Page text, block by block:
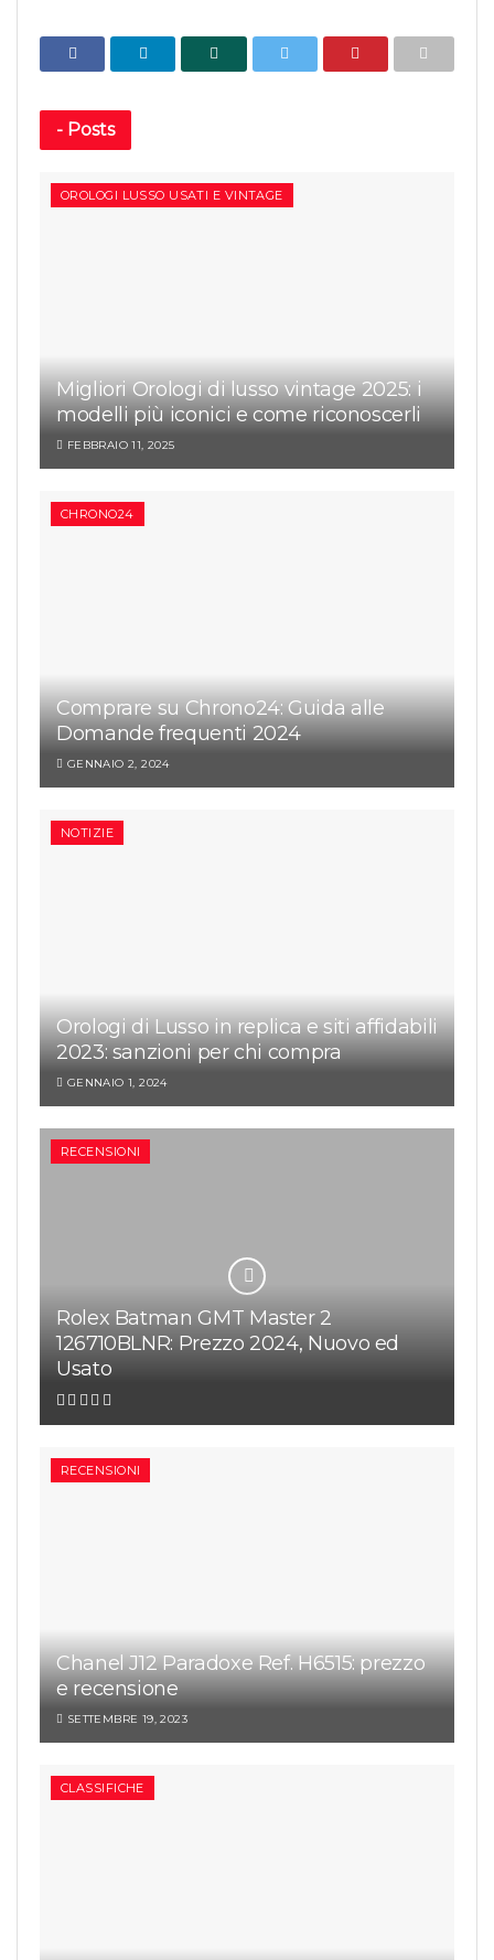
- Posts
OROLOGI LUSSO USATI E VINTAGE
Migliori Orologi di lusso vintage 2025: i
modelli più iconici e come riconoscerli
FEBBRAIO 11, 2025
CHRONO24
Comprare su Chrono24: Guida alle
Domande frequenti 2024
GENNAIO 2, 2024
NOTIZIE
Orologi di Lusso in replica e siti affidabili
2023: sanzioni per chi compra
GENNAIO 1, 2024
RECENSIONI
Rolex Batman GMT Master 2
126710BLNR: Prezzo 2024, Nuovo ed
Usato
RECENSIONI
Chanel J12 Paradoxe Ref. H6515: prezzo
e recensione
SETTEMBRE 19, 2023
CLASSIFICHE